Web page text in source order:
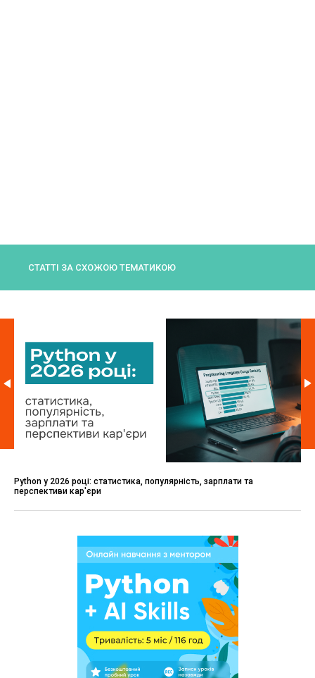
СТАТТІ ЗА СХОЖОЮ ТЕМАТИКОЮ
Python у 2026 році: статистика, популярність, зарплати та
перспективи кар'єри